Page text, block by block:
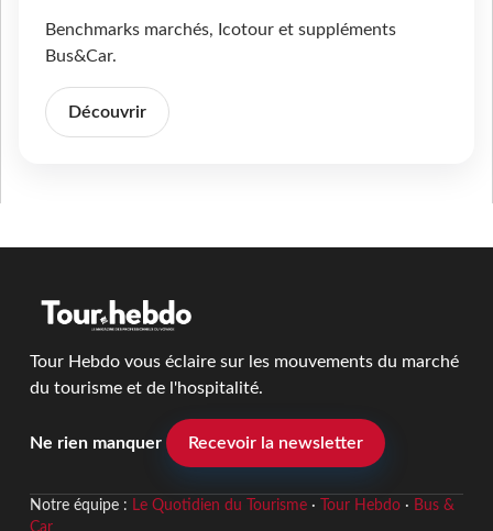
Benchmarks marchés, Icotour et suppléments
Bus&Car.
Découvrir
Tour Hebdo vous éclaire sur les mouvements du marché
du tourisme et de l'hospitalité.
Ne rien manquer Recevoir la newsletter
Notre équipe : Le Quotidien du Tourisme· Tour Hebdo· Bus &
Car